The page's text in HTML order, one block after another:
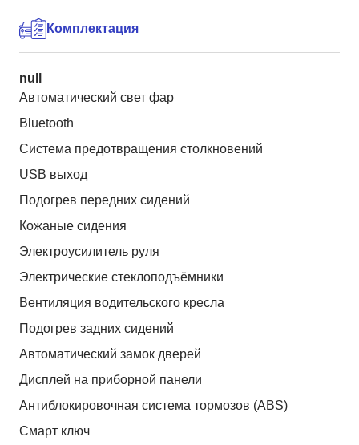
Комплектация
null
Автоматический свет фар
Bluetooth
Система предотвращения столкновений
USB выход
Подогрев передних сидений
Кожаные сидения
Электроусилитель руля
Электрические стеклоподъёмники
Вентиляция водительского кресла
Подогрев задних сидений
Автоматический замок дверей
Дисплей на приборной панели
Антиблокировочная система тормозов (ABS)
Смарт ключ